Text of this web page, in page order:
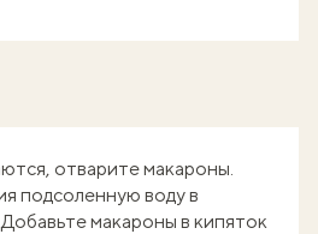
отварите макароны.
подсоленную воду в
макароны в кипяток